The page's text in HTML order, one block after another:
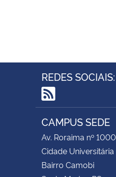
REDES SOCIAIS:
RSS
CAMPUS SEDE
Av. Roraima nº 1000
Cidade Universitária
Bairro Camobi